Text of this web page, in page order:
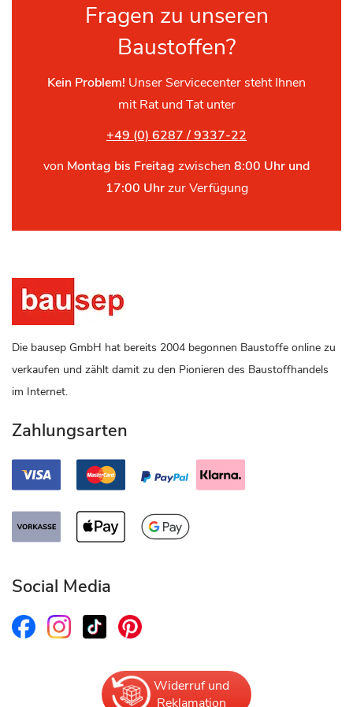
Fragen zu unseren
Baustoffen?
Kein Problem! Unser Servicecenter steht Ihnen
mit Rat und Tat unter
+49 (0) 6287 / 9337-22
von Montag bis Freitag zwischen 8:00 Uhr und
17:00 Uhrzur Verfügung
Die bausep GmbH hat bereits 2004 begonnen Baustoffe online zu
verkaufen und zählt damit zu den Pionieren des Baustoffhandels
im Internet.
Zahlungsarten
Social Media
Widerruf und
Reklamation